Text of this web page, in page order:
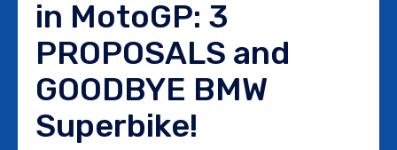
in MotoGP: 3
PROPOSALS and
GOODBYE BMW
Superbike!